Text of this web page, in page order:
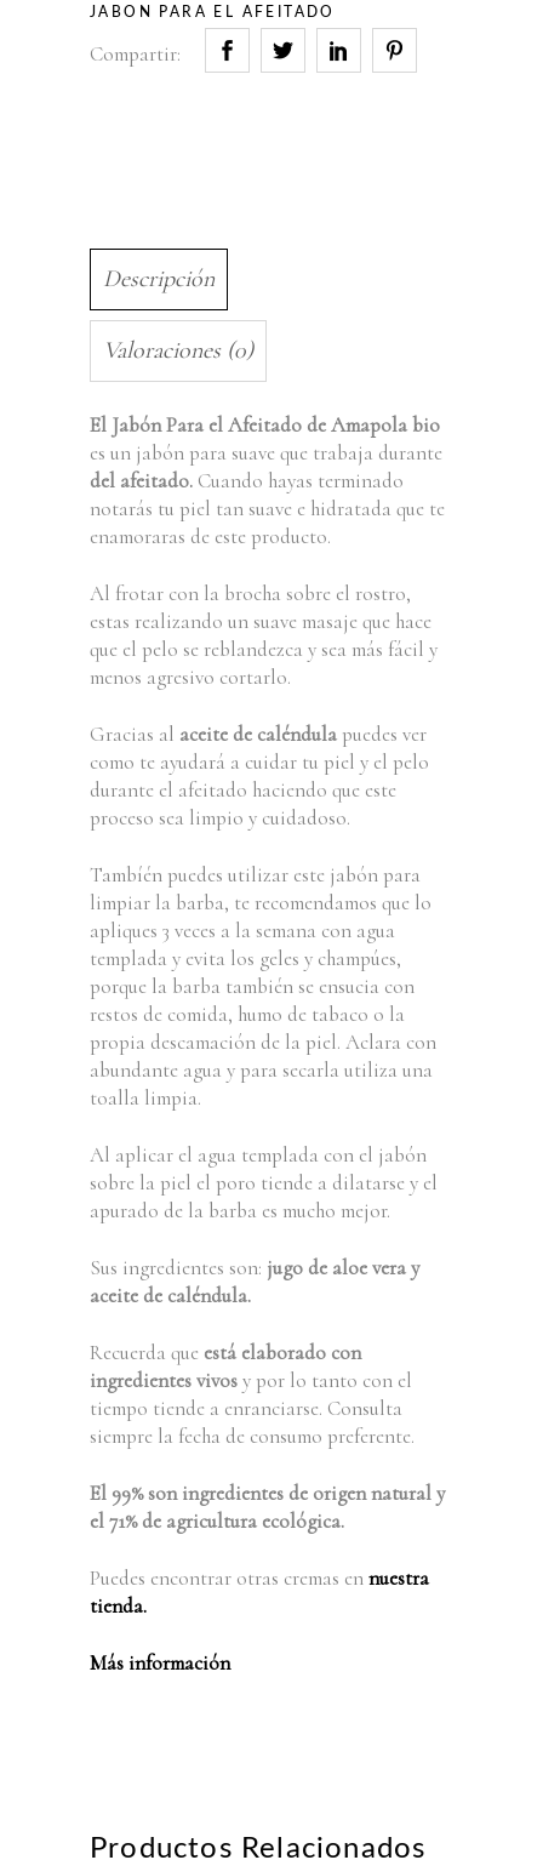
JABON PARA EL AFEITADO
Compartir:
Descripción
Valoraciones (0)
El Jabón Para el Afeitado de Amapola bio
es un jabón para suave que trabaja durante
del afeitado. Cuando hayas terminado
notarás tu piel tan suave e hidratada que te
enamoraras de este producto.
Al frotar con la brocha sobre el rostro,
estas realizando un suave masaje que hace
que el pelo se reblandezca y sea más fácil y
menos agresivo cortarlo.
Gracias al aceite de caléndula puedes ver
como te ayudará a cuidar tu piel y el pelo
durante el afeitado haciendo que este
proceso sea limpio y cuidadoso.
Tambíén puedes utilizar este jabón para
limpiar la barba, te recomendamos que lo
apliques 3 veces a la semana con agua
templada y evita los geles y champúes,
porque la barba también se ensucia con
restos de comida, humo de tabaco o la
propia descamación de la piel. Aclara con
abundante agua y para secarla utiliza una
toalla limpia.
Al aplicar el agua templada con el jabón
sobre la piel el poro tiende a dilatarse y el
apurado de la barba es mucho mejor.
Sus ingredientes son: jugo de aloe vera y
aceite de caléndula.
Recuerda que está elaborado con
ingredientes vivosy por lo tanto con el
tiempo tiende a enranciarse. Consulta
siempre la fecha de consumo preferente.
El 99% son ingredientes de origen natural y
el 71% de agricultura ecológica.
Puedes encontrar otras cremas ennuestra
tienda.
Más información
Productos Relacionados